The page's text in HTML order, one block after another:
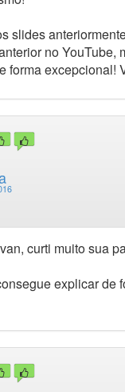
slides
no YouTube,
forma excepcional!
curti muito sua
explicar de